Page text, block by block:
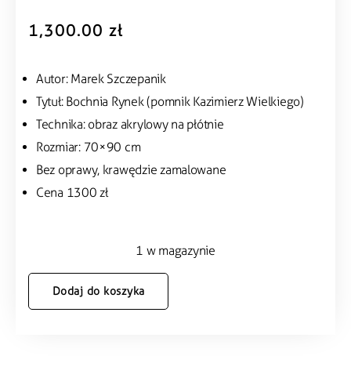
1,300.00 zł
Autor: Marek Szczepanik
Tytuł: Bochnia Rynek (pomnik Kazimierz Wielkiego)
Technika: obraz akrylowy na płótnie
Rozmiar: 70×90 cm
Bez oprawy, krawędzie zamalowane
Cena 1300 zł
1 w magazynie
Dodaj do koszyka